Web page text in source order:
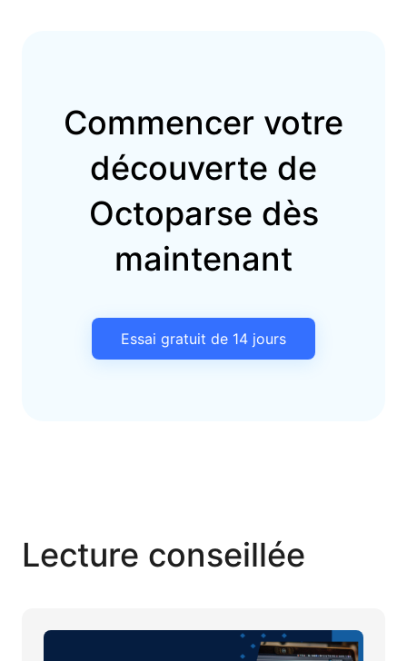
Commencer votre
découverte de
Octoparse dès
maintenant
Essai gratuit de 14 jours
Lecture conseillée